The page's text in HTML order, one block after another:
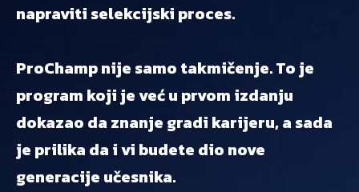
napraviti selekcijski proces.
ProChamp nije samo takmičenje. To je
program koji je već u prvom izdanju
dokazao da znanje gradi karijeru, a sada
je prilika da i vi budete dio nove
generacije učesnika.